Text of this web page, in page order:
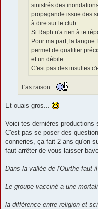
sinistrés des
propagande issue des
à dire sur le club.
Si Raph n'a rien à te
Pour ma part, la langue
permet de qualifier
et un débile.
C'est pas des insultes
T'as raison...
Et ouais gros...
Voici tes dernières productions
C'est pas se poser des
conneries, ça fait 2 ans qu'on
faut arrêter de vous laisser
Dans la vallée de l'Ourthe faut
Le groupe vacciné a une
la différence entre religion et